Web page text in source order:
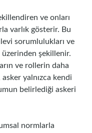
ve onları
varlık gösterir. Bu
sorumlulukları ve
üzerinden şekillenir.
ve rollerin daha
yalnızca kendi
belirlediği askeri
normlarla